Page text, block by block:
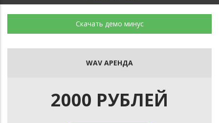
Скачать демо минус
WAV АРЕНДА
2000 РУБЛЕЙ